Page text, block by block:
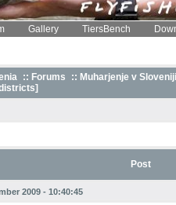
Gallery TiersBench
:: Forums
:: Muharjenje v
Post
2009 - 10:40:45